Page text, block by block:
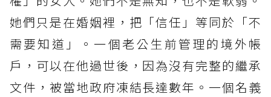
她們只是在婚姻裡，把「信任」等同於「不
需要知道」。一個老公生前管理的境外帳
戶，可以在他過世後，因為沒有完整的繼承
文件，被當地政府凍結長達數年。一個名義